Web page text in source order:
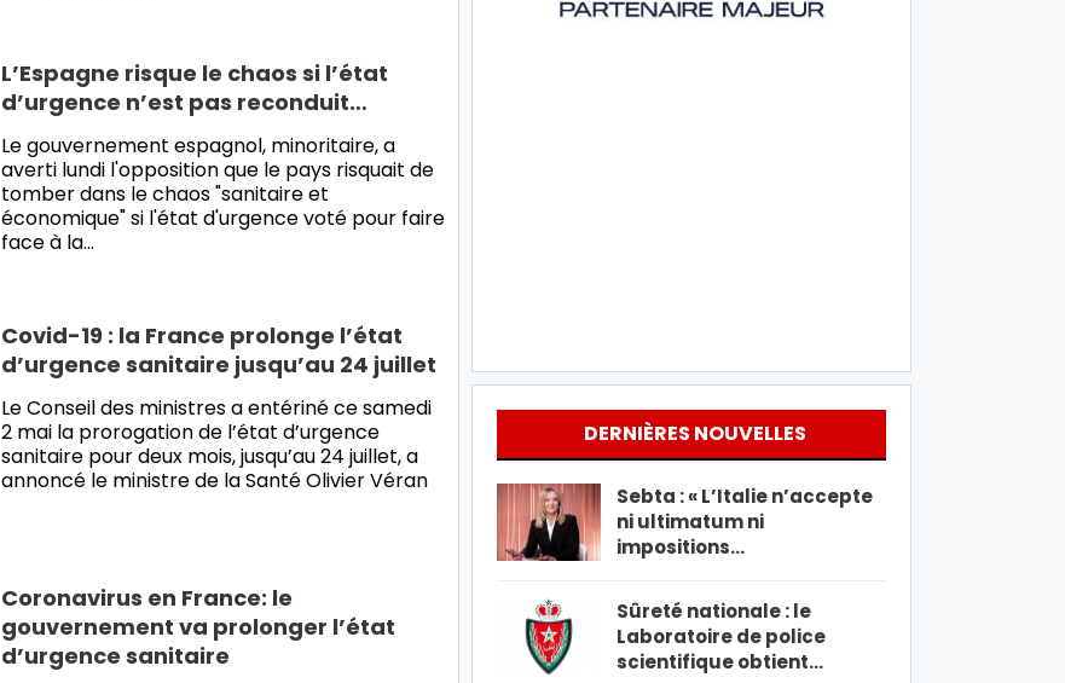
L’Espagne risque le chaos si l’état
d’urgence n’est pas reconduit…
Le gouvernement espagnol, minoritaire, a
averti lundi l'opposition que le pays risquait de
tomber dans le chaos "sanitaire et
économique" si l'état d'urgence voté pour faire
face à la…
Covid-19 : la France prolonge l’état
d’urgence sanitaire jusqu’au 24 juillet
Le Conseil des ministres a entériné ce samedi
2 mai la prorogation de l’état d’urgence
sanitaire pour deux mois, jusqu’au 24 juillet, a
annoncé le ministre de la Santé Olivier Véran
Coronavirus en France: le
gouvernement va prolonger l’état
d’urgence sanitaire
DERNIÈRES NOUVELLES
Sebta : « L’Italie n’accepte
ni ultimatum ni
impositions…
Sûreté nationale : le
Laboratoire de police
scientifique obtient…